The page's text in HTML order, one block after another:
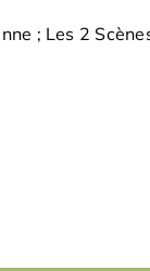
; Les 2